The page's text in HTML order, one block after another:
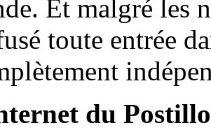
Et malgré les
toute entrée
du